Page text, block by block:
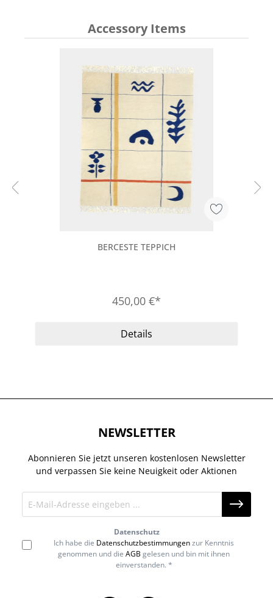
Accessory Items
BERCESTE TEPPICH
450,00 €*
Details
NEWSLETTER
Abonnieren Sie jetzt unseren kostenlosen Newsletter
und verpassen Sie keine Neuigkeit oder Aktionen
Datenschutz
Ich habe die Datenschutzbestimmungenzur Kenntnis
genommen und die AGB gelesen und bin mit ihnen
einverstanden. *